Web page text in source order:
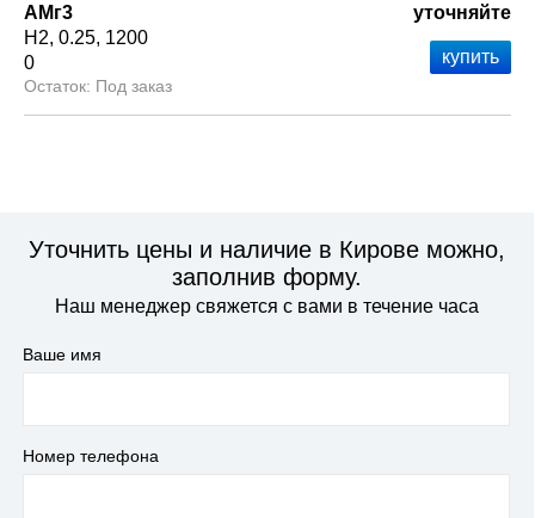
АМг3
Н2 0.25 1200
0
Под заказ
уточняйте
Уточнить цены и наличие в Кирове можно,
заполнив форму.
Наш менеджер свяжется с вами в течение часа
Ваше имя
Номер телефона